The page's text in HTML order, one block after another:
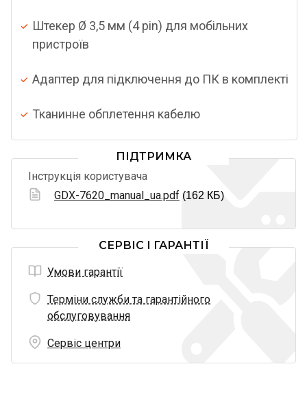
Штекер Ø 3,5 мм (4 pin) для мобільних
пристроїв
Адаптер для підключення до ПК в комплекті
Тканинне обплетення кабелю
ПІДТРИМКА
Інструкція користувача
GDX-7620_manual_ua.pdf (162 КБ)
СЕРВІС І ГАРАНТІЇ
Умови гарантії
Терміни служби та гарантійного
обслуговування
Сервіс центри